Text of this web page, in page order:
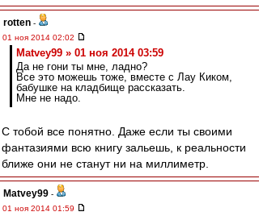
rotten -
01 ноя 2014 02:02
Matvey99 » 01 ноя 2014 03:59
Да не гони ты мне, ладно?
Все это можешь тоже, вместе с Лау Киком,
бабушке на кладбище рассказать.
Мне не надо.
С тобой все понятно. Даже если ты своими
фантазиями всю книгу зальешь, к реальности
ближе они не станут ни на миллиметр.
Matvey99 -
01 ноя 2014 01:59